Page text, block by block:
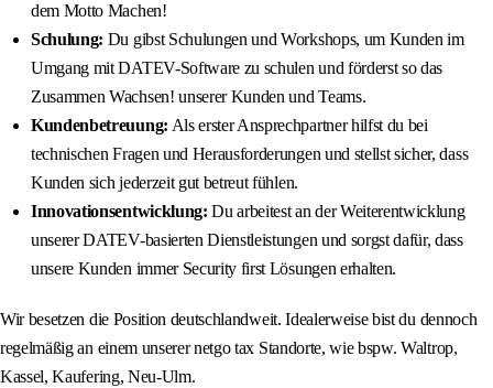
dem Motto Machen!
Schulung: Du gibst Schulungen und Workshops, um Kunden im
Umgang mit DATEV-Software zu schulen und förderst so das
Zusammen Wachsen! unserer Kunden und Teams.
Kundenbetreuung: Als erster Ansprechpartner hilfst du bei
technischen Fragen und Herausforderungen und stellst sicher, dass
Kunden sich jederzeit gut betreut fühlen.
Innovationsentwicklung: Du arbeitest an der Weiterentwicklung
unserer DATEV-basierten Dienstleistungen und sorgst dafür, dass
unsere Kunden immer Security first Lösungen erhalten.
Wir besetzen die Position deutschlandweit. Idealerweise bist du dennoch
regelmäßig an einem unserer netgo tax Standorte, wie bspw. Waltrop,
Kassel, Kaufering, Neu-Ulm.